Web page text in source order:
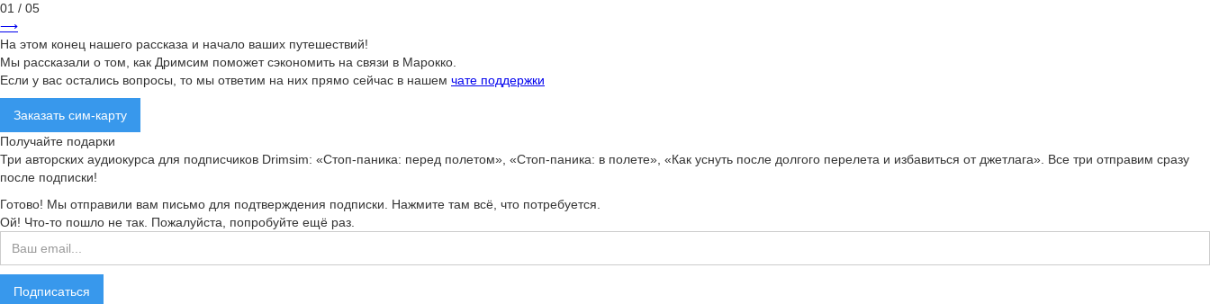
01 / 05
⟶
На этом конец нашего рассказа и начало ваших путешествий!
Мы рассказали о том, как Дримсим поможет сэкономить на связи в Марокко.
Если у вас остались вопросы, то мы ответим на них прямо сейчас в нашем чате поддержки
Заказать сим-карту
Получайте подарки
Три авторских аудиокурса для подписчиков Drimsim: «Стоп-паника: перед полетом», «Стоп-паника: в полете», «Как уснуть после долгого перелета и избавиться от джетлага». Все три отправим сразу
после подписки!
Готово! Мы отправили вам письмо для подтверждения подписки. Нажмите там всё, что потребуется.
Ой! Что-то пошло не так. Пожалуйста, попробуйте ещё раз.